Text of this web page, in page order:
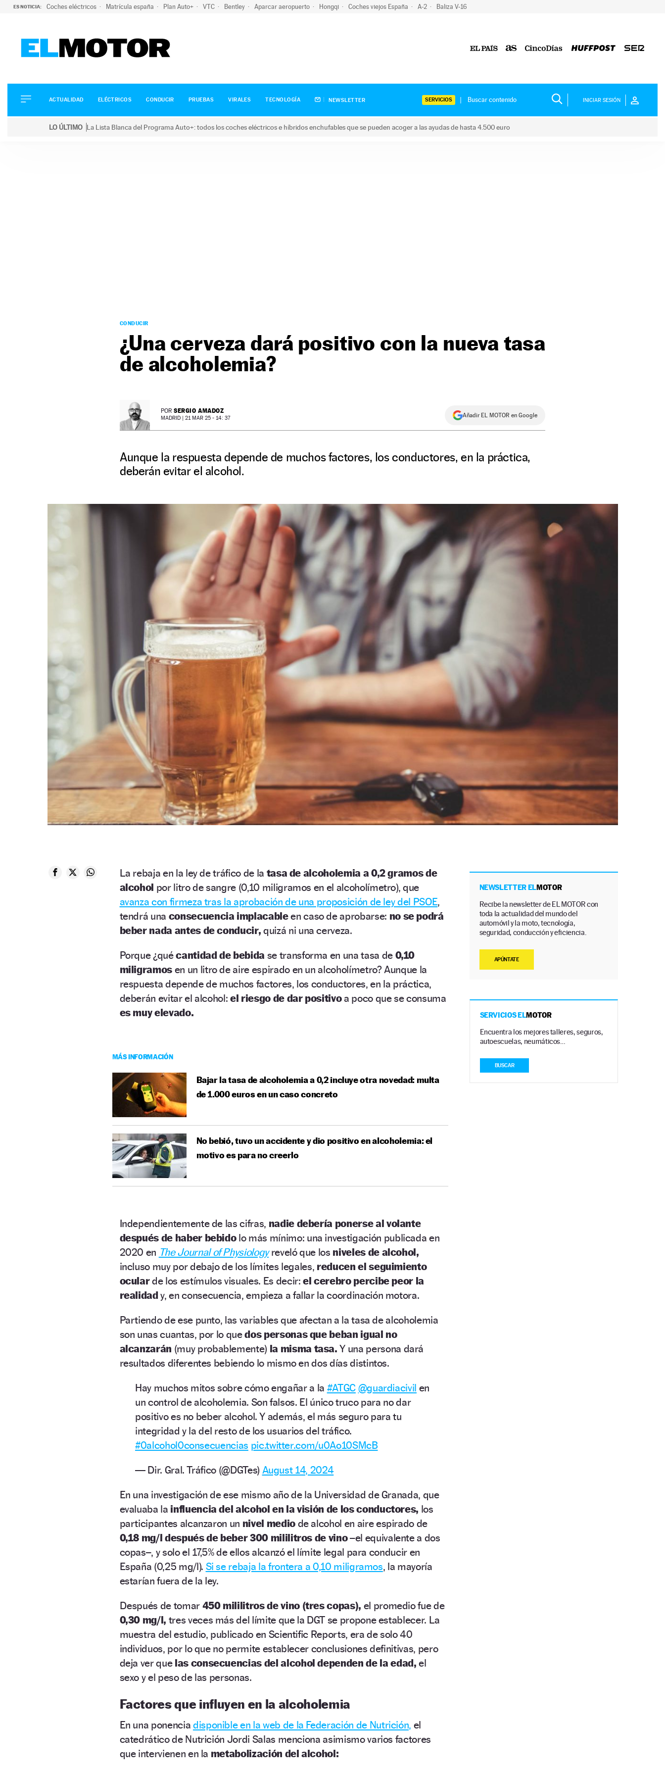
ES NOTICIA: Coches eléctricos Matrícula españa Plan Auto+ VTC Bentley Aparcar aeropuerto Hongqi Coches viejos España A-2 Baliza V-16
ELÉCTRICOS
CONDUCIR
ACTUALIDAD ELÉCTRICOS CONDUCIR PRUEBAS VIRALES TECNOLOGÍA NEWSLETTER SERVICIOS INICIAR SESIÓN
LO ÚLTIMO La Lista Blanca del Programa Auto+: todos los coches eléctricos e híbridos enchufables que se pueden acoger a las ayudas de hasta 4.500 euro
CONDUCIR
¿Una cerveza dará positivo con la nueva tasa
de alcoholemia?
POR SERGIO AMADOZ
MADRID | 21 MAR 25 - 14: 37 Añadir EL MOTOR en Google
Aunque la respuesta depende de muchos factores, los conductores, en la práctica,
deberán evitar el alcohol.
La rebaja en la ley de tráfico de la tasa de alcoholemia a 0,2 gramos de
alcohol por litro de sangre (0,10 miligramos en el alcoholímetro), que
avanza con firmeza tras la aprobación de una proposición de ley del PSOE,
tendrá una consecuencia implacableen caso de aprobarse: no se podrá
beber nada antes de conducir, quizá ni una cerveza.
Porque ¿quécantidad de bebida se transforma en una tasa de 0,10
miligramos en un litro de aire espirado en un alcoholímetro? Aunque la
respuesta depende de muchos factores, los conductores, en la práctica,
deberán evitar el alcohol:el riesgo de dar positivoa poco que se consuma
es muy elevado.
MÁS INFORMACIÓN
Bajar la tasa de alcoholemia a 0,2 incluye otra novedad: multa
de 1.000 euros en un caso concreto
No bebió, tuvo un accidente y dio positivo en alcoholemia: el
motivo es para no creerlo
Independientemente de las cifras, nadie debería ponerse al volante
después de haber bebidolo más mínimo: una investigación publicada en
2020 en The Journal of Physiologyreveló que los niveles de alcohol,
incluso muy por debajo de los límites legales, reducen el seguimiento
ocularde los estímulos visuales. Es decir:el cerebro percibe peor la
realidady, en consecuencia, empieza a fallar la coordinación motora.
Partiendo de ese punto, las variables que afectan a la tasa de alcoholemia
son unas cuantas, por lo quedos personas que beban igual no
alcanzarán (muy probablemente) la misma tasa. Y una persona dará
resultados diferentes bebiendo lo mismo en dos días distintos.
Hay muchos mitos sobre cómo engañar a la #ATGC @guardiacivil en
un control de alcoholemia. Son falsos. El único truco para no dar
positivo es no beber alcohol. Y además, el más seguro para tu
integridad y la del resto de los usuarios del tráfico.
#0alcohol0consecuencias pic.twitter.com/u0Ao10SMcB
— Dir. Gral. Tráfico (@DGTes) August 14, 2024
En una investigación de ese mismo año de la Universidad de Granada, que
evaluaba la influencia del alcohol en la visión de los conductores, los
participantes alcanzaron un nivel mediode alcohol en aire espirado de
0,18 mg/l después de beber 300 mililitros de vino–el equivalente a dos
copas–, y solo el 17,5% de ellos alcanzó el límite legal para conducir en
España (0,25 mg/l). Si se rebaja la frontera a 0,10 miligramos, la mayoría
estarían fuera de la ley.
Después de tomar 450 mililitros de vino (tres copas), el promedio fue de
0,30 mg/l, tres veces más del límite que la DGT se propone establecer. La
muestra del estudio, publicado en Scientific Reports, era de solo 40
individuos, por lo que no permite establecer conclusiones definitivas, pero
deja ver que las consecuencias del alcohol dependen de la edad,el
sexo y el peso de las personas.
Factores que influyen en la alcoholemia
En una ponencia disponible en la web de la Federación de Nutrición, el
catedrático de Nutrición Jordi Salas menciona asimismo varios factores
que intervienen en la metabolización del alcohol:
NEWSLETTER ELMOTOR
Recibe la newsletter de EL MOTOR con
toda la actualidad del mundo del
automóvil y la moto, tecnología,
seguridad, conducción y eficiencia.
APÚNTATE
SERVICIOS ELMOTOR
Encuentra los mejores talleres, seguros,
autoescuelas, neumáticos…
BUSCAR